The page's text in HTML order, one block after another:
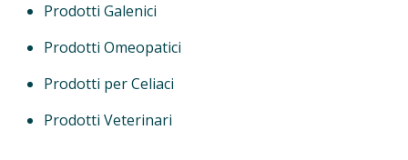
Prodotti Galenici
Prodotti Omeopatici
Prodotti per Celiaci
Prodotti Veterinari